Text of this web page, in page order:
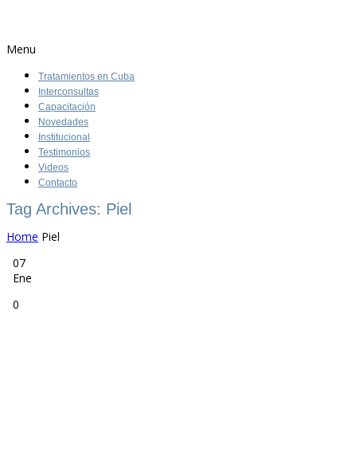
Menu
Tratamientos en Cuba
Interconsultas
Capacitación
Novedades
Institucional
Testimonios
Videos
Contacto
Tag Archives: Piel
Home Piel
07
Ene
0